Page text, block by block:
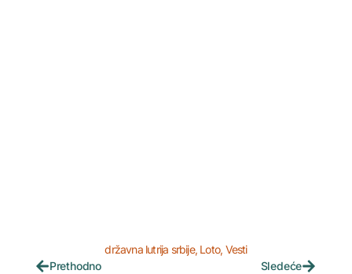
državna lutrija srbije, Loto, Vesti
Prethodno
Sledeće